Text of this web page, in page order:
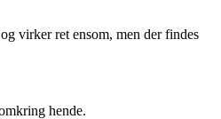
virker ret ensom, men der findes
hende.